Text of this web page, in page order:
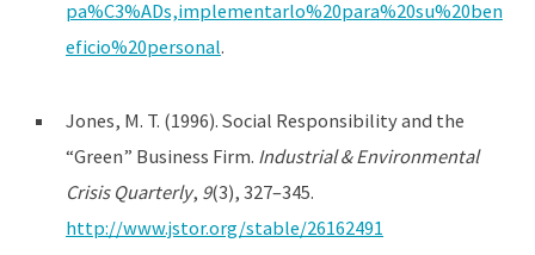
pa%C3%ADs,implementarlo%20para%20su%20ben
eficio%20personal.
Jones, M. T. (1996). Social Responsibility and the
“Green” Business Firm. Industrial & Environmental
Crisis Quarterly, 9(3), 327–345.
http://www.jstor.org/stable/26162491